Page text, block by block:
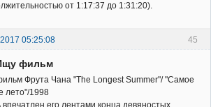
от 1:17:37 до 1:31:20).
45
05:25:08
фильм
Фрута Чана "The Longest Summer"/ "Самое
лето"/1998
его лентами конца девяностых,